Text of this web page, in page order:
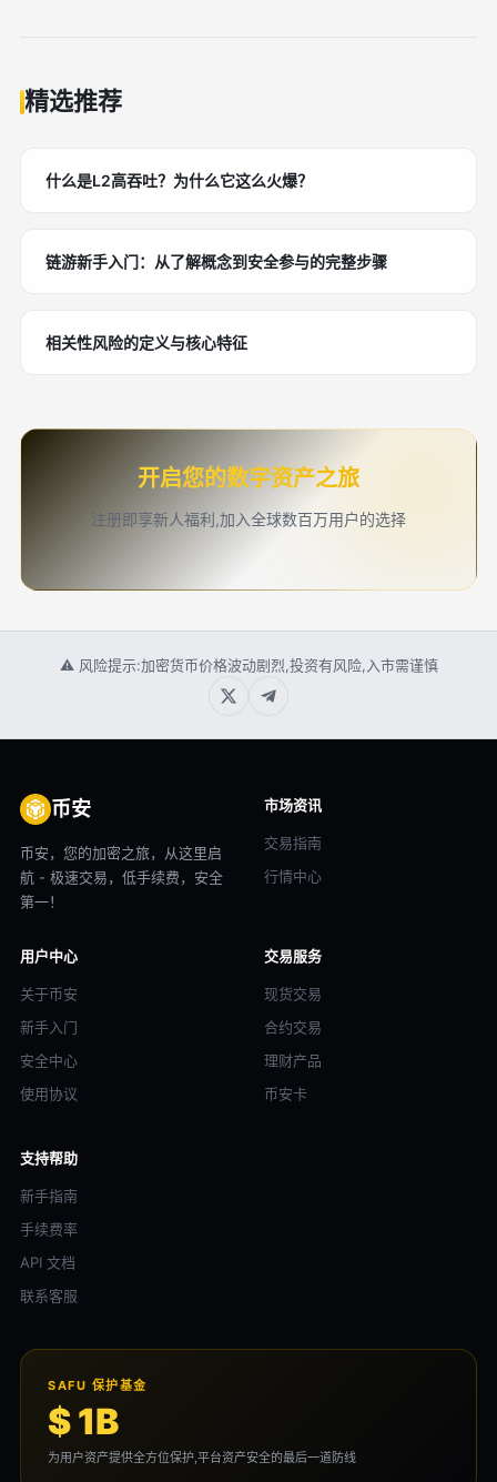
精选推荐
什么是L2高吞吐？为什么它这么火爆？
链游新手入门：从了解概念到安全参与的完整步骤
相关性风险的定义与核心特征
开启您的数字资产之旅
注册即享新人福利,加入全球数百万用户的选择
⚠ 风险提示:加密货币价格波动剧烈,投资有风险,入市需谨慎
币安
币安，您的加密之旅，从这里启
航 - 极速交易，低手续费，安全
第一！
市场资讯
交易指南
行情中心
用户中心
关于币安
新手入门
安全中心
使用协议
交易服务
现货交易
合约交易
理财产品
币安卡
支持帮助
新手指南
手续费率
API 文档
联系客服
SAFU 保护基金
$ 1B
为用户资产提供全方位保护,平台资产安全的最后一道防线